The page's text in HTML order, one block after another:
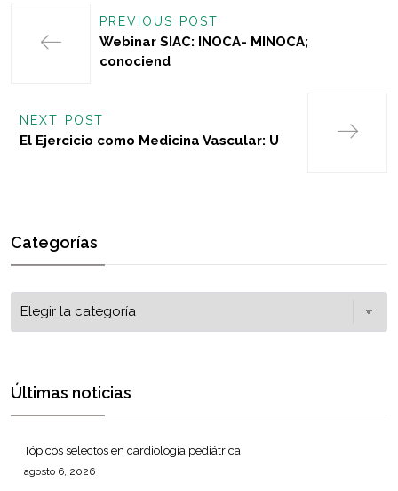
PREVIOUS POST
Webinar SIAC: INOCA- MINOCA;
conociend
NEXT POST
El Ejercicio como Medicina Vascular: U
Categorías
Últimas noticias
Tópicos selectos en cardiología pediátrica
agosto 6, 2026